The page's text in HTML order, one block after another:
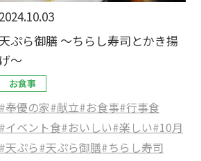
2024.10.03
天ぷら御膳 ～ちらし寿司とかき揚
げ～
お食事
#奉優の家#献立#お食事#行事食
#イベント食#おいしい#楽しい#10月
#天ぷら#天ぷら御膳#ちらし寿司